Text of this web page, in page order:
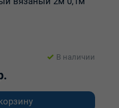
В наличии